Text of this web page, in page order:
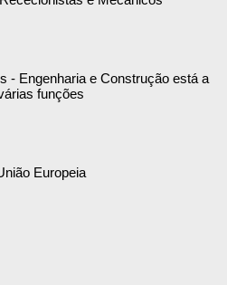
- Engenharia e Construção está a
funções
Europeia